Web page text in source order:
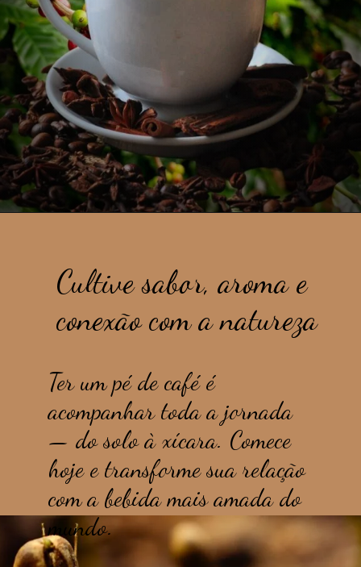
Cultive sabor, aroma e
conexão com a natureza
Ter um pé de café é
acompanhar toda a jornada
— do solo à xícara. Comece
hoje e transforme sua relação
com a bebida mais amada do
mundo.